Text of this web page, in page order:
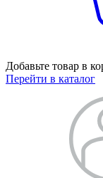
Добавьте товар в
Перейти в каталог